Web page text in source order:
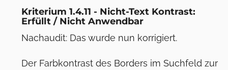
Kriterium 1.4.11 - Nicht-Text Kontrast:
Erfüllt / Nicht Anwendbar
Nachaudit: Das wurde nun korrigiert.
Der Farbkontrast des Borders im Suchfeld zur